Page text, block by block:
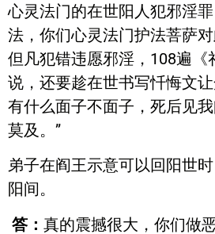
心灵法门的在世阳人犯邪淫
法，你们心灵法门护法菩萨
但凡犯错违愿邪淫，108遍《
说，还要趁在世书写忏悔文
有什么面子不面子，死后见
莫及。”
弟子在阎王示意可以回阳世
阳间。
答： 真的震撼很大，你们做